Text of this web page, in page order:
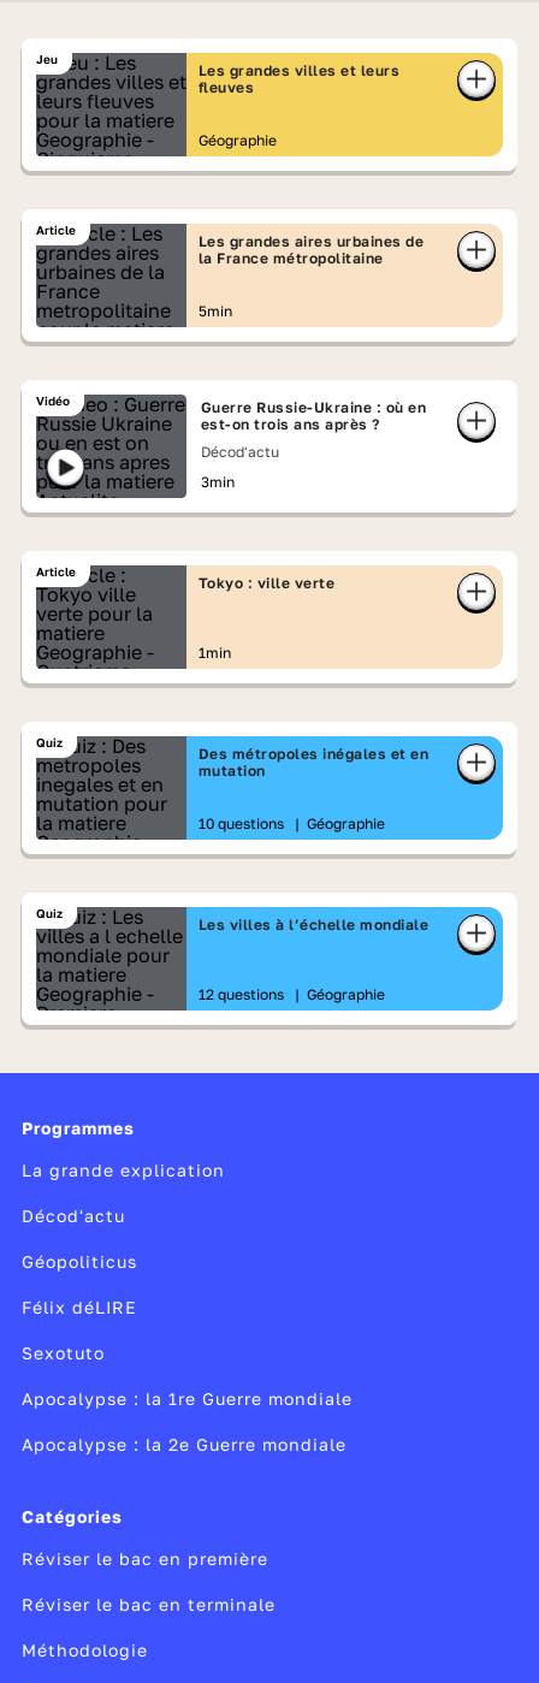
Article
Les grandes aires urbaines de
la France métropolitaine
5min
Vidéo
Guerre Russie-Ukraine : où en
est-on trois ans après ?
Décod'actu
3min
Article
Tokyo : ville verte
1min
Jeu
Les grandes villes et leurs
fleuves
Géographie
Quiz
Des métropoles inégales et en
mutation
10 questions | Géographie
Quiz
Les villes à l’échelle mondiale
12 questions | Géographie
Programmes
La grande explication
Décod'actu
Géopoliticus
Félix déLIRE
Sexotuto
Apocalypse : la 1re Guerre mondiale
Apocalypse : la 2e Guerre mondiale
Catégories
Réviser le bac en première
Réviser le bac en terminale
Méthodologie